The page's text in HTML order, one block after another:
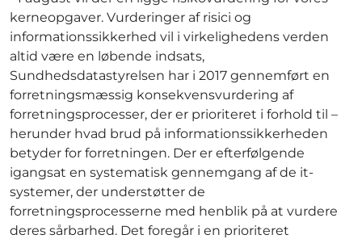
kerneopgaver. Vurderinger af risici og
informationssikkerhed vil i virkelighedens verden
altid være en løbende indsats,
Sundhedsdatastyrelsen har i 2017 gennemført en
forretningsmæssig konsekvensvurdering af
forretningsprocesser, der er prioriteret i forhold til –
herunder hvad brud på informationssikkerheden
betyder for forretningen. Der er efterfølgende
igangsat en systematisk gennemgang af de it-
systemer, der understøtter de
forretningsprocesserne med henblik på at vurdere
deres sårbarhed. Det foregår i en prioriteret